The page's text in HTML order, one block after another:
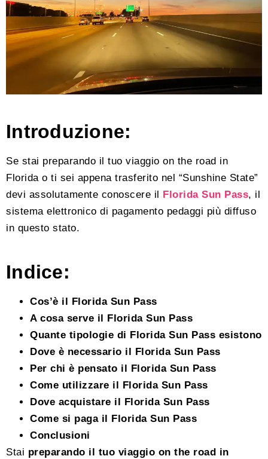
Introduzione:
Se stai preparando il tuo viaggio on the road in
Florida o ti sei appena trasferito nel “Sunshine State”
devi assolutamente conoscere il Florida Sun Pass, il
sistema elettronico di pagamento pedaggi più diffuso
in questo stato.
Indice:
Cos’è il Florida Sun Pass
A cosa serve il Florida Sun Pass
Quante tipologie di Florida Sun Pass esistono
Dove è necessario il Florida Sun Pass
Per chi è pensato il Florida Sun Pass
Come utilizzare il Florida Sun Pass
Dove acquistare il Florida Sun Pass
Come si paga il Florida Sun Pass
Conclusioni
Stai preparando il tuo viaggio on the road in